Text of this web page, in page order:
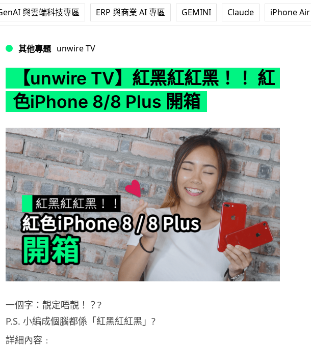
與雲端科技專區 ERP 與商業 AI 專區 GEMINI Claude iPhone Air
其他專題 unwire TV
【unwire TV】紅黑紅紅黑！！ 紅
色iPhone 8/8 Plus 開箱
一個字：靚定唔靚！？?
P.S. 小編成個腦都係「紅黑紅紅黑」?
詳細內容﹕